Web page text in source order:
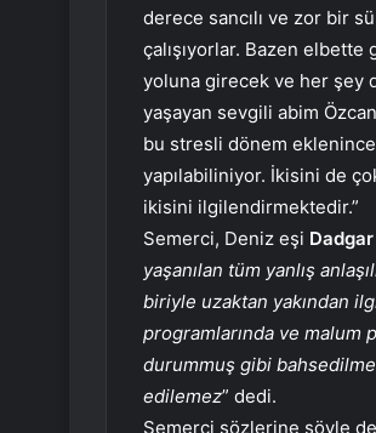
derece sancılı ve zor bir
çalışıyorlar. Bazen
yoluna girecek ve her şey
yaşayan sevgili abim
bu stresli dönem
yapılabiliniyor. İkisini de
ikisini ilgilendirmektedir.”
Semerci, Deniz eşi Dadgar
yaşanılan tüm yanlış
biriyle uzaktan yakından
programlarında ve malum
durummuş gibi
edilemez” dedi.
Semerci sözlerine şöyle